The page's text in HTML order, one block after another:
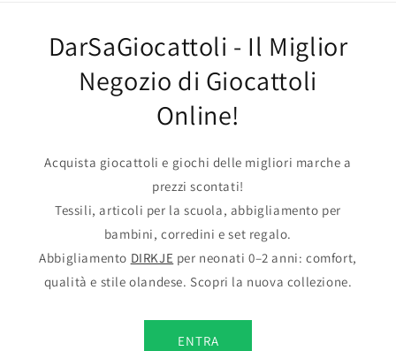
DarSaGiocattoli - Il Miglior
Negozio di Giocattoli
Online!
Acquista giocattoli e giochi delle migliori marche a
prezzi scontati!
Tessili, articoli per la scuola, abbigliamento per
bambini, corredini e set regalo.
Abbigliamento DIRKJE per neonati 0–2 anni: comfort,
qualità e stile olandese. Scopri la nuova collezione.
ENTRA